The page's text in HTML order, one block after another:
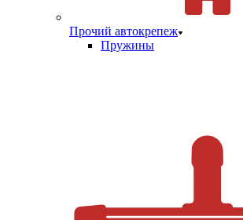
Прочий автокрепеж
Пружины